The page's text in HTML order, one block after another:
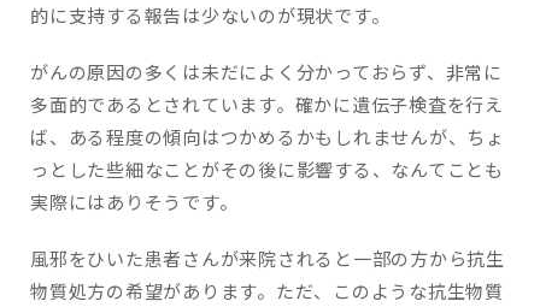
的に支持する報告は少ないのが現状です。
がんの原因の多くは未だによく分かっておらず、非常に
多面的であるとされています。確かに遺伝子検査を行え
ば、ある程度の傾向はつかめるかもしれませんが、ちょ
っとした些細なことがその後に影響する、なんてことも
実際にはありそうです。
風邪をひいた患者さんが来院されると一部の方から抗生
物質処方の希望があります。ただ、このような抗生物質